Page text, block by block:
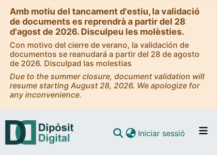
Amb motiu del tancament d'estiu, la validació
de documents es reprendrà a partir del 28
d'agost de 2026. Disculpeu les molèsties.
Con motivo del cierre de verano, la validación de
documentos se reanudará a partir del 28 de agosto
de 2026. Disculpad las molestias
Due to the summer closure, document validation will
resume starting August 28, 2026. We apologize for
any inconvenience.
Iniciar sessió (current)